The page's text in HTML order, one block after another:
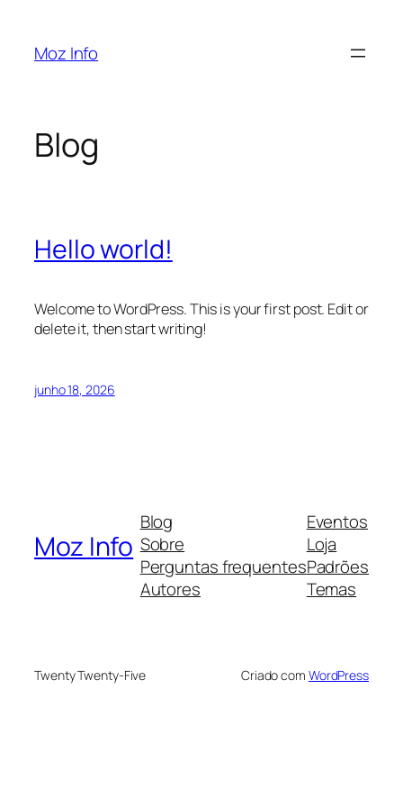
Moz Info
Blog
Hello world!
Welcome to WordPress. This is your first post. Edit or
delete it, then start writing!
junho 18, 2026
Moz Info
Blog
Sobre
Perguntas frequentes
Autores
Eventos
Loja
Padrões
Temas
Twenty Twenty-Five Criado com WordPress